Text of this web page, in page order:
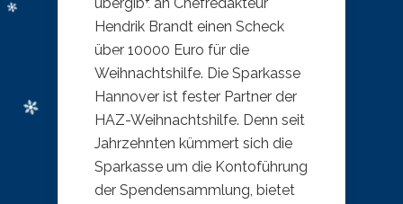
Hendrik Brandt einen Scheck
über 10000 Euro für die
Weihnachtshilfe. Die Sparkasse
Hannover ist fester Partner der
HAZ-Weihnachtshilfe. Denn seit
Jahrzehnten kümmert sich die
Sparkasse um die Kontoführung
der Spendensammlung, bietet